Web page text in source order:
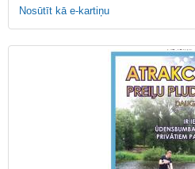
Nosūtīt kā e-kartiņu